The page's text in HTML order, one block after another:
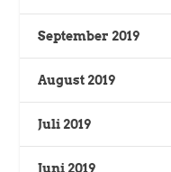
September 2019
August 2019
Juli 2019
Juni 2019